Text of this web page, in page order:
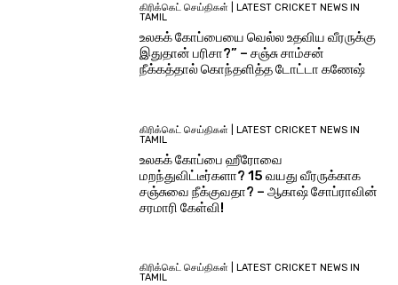
கிரிக்கெட் செய்திகள் | LATEST CRICKET NEWS IN
TAMIL
உலகக் கோப்பையை வெல்ல உதவிய வீரருக்கு
இதுதான் பரிசா?” – சஞ்சு சாம்சன்
நீக்கத்தால் கொந்தளித்த டோட்டா கணேஷ்
கிரிக்கெட் செய்திகள் | LATEST CRICKET NEWS IN
TAMIL
உலகக் கோப்பை ஹீரோவை
மறந்துவிட்டீர்களா? 15 வயது வீரருக்காக
சஞ்சுவை நீக்குவதா? – ஆகாஷ் சோப்ராவின்
சரமாரி கேள்வி!
கிரிக்கெட் செய்திகள் | LATEST CRICKET NEWS IN
TAMIL